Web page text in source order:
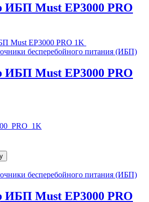
ИБП Must EP3000 PRO
бесперебойного питания (ИБП)
ИБП Must EP3000 PRO
бесперебойного питания (ИБП)
ИБП Must EP3000 PRO